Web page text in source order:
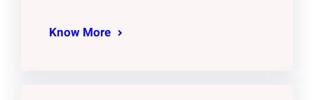
Know More